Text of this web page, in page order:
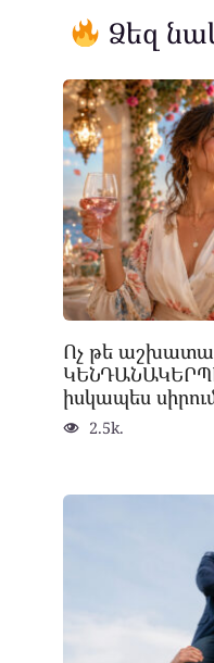
Ձեզ
Ոչ թե
ԿԵՆԴԱՆԱԿԵՐՊԻ
իսկապես
2.5k.